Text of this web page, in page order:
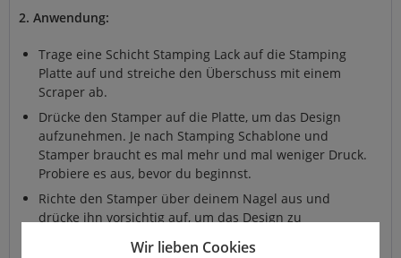
2. Anwendung:
Trage eine Schicht Stamping Lack auf die Stamping
Platte auf und streiche den Überschuss mit einem
Scraper ab.
Drücke den Stamper auf die Platte, um das Design
aufzunehmen. Je nach Stamping Schablone und
Stamper braucht es mal mehr und mal weniger Druck.
Probiere es aus, bevor du beginnst.
Richte den Stamper über deinem Nagel aus und
drücke ihn vorsichtig auf, um das Design zu
Wir lieben Cookies